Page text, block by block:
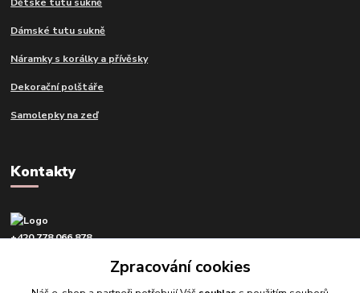
Dámské tutu sukně
Náramky s korálky a přívěsky
Dekorační polštáře
Samolepky na zeď
Kontakty
+420 778 066 878
Zpracování cookies